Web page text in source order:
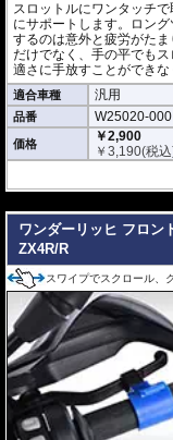
スロットルにワンタッチ
にサポートします。ロン
するのは意外と疲労がた
だけでなく、手の平でも
適さに手放すことができな
適合車種 汎用
品番 W25020-000
価格
￥2,900
￥3,190(税
ワンダーリッヒ フロン
ZX4R/R
スワイプでスクロール、